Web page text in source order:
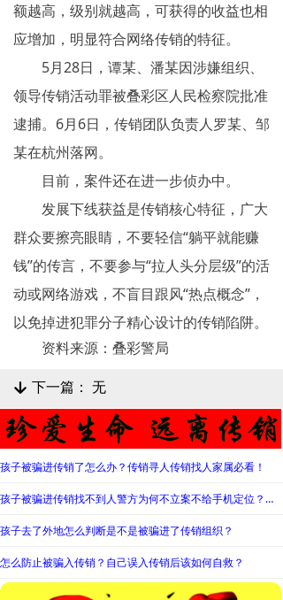
额越高，级别就越高，可获得的收益也相
应增加，明显符合网络传销的特征。
5月28日，谭某、潘某因涉嫌组织、
领导传销活动罪被叠彩区人民检察院批准
逮捕。6月6日，传销团队负责人罗某、邹
某在杭州落网。
目前，案件还在进一步侦办中。
发展下线获益是传销核心特征，广大
群众要擦亮眼睛，不要轻信“躺平就能赚
钱”的传言，不要参与“拉人头分层级”的活
动或网络游戏，不盲目跟风“热点概念”，
以免掉进犯罪分子精心设计的传销陷阱。
资料来源：叠彩警局
녓 下一篇： 无
孩子被骗进传销了怎么办？传销寻人传销找人家属必看！
孩子被骗进传销找不到人警方为何不立案不给手机定位？警察不管怎么办？
孩子去了外地怎么判断是不是被骗进了传销组织？
怎么防止被骗入传销？自己误入传销后该如何自救？